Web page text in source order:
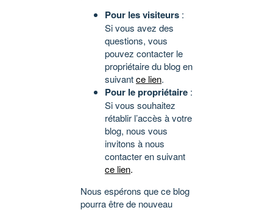
Pour les visiteurs :
Si vous avez des
questions, vous
pouvez contacter le
propriétaire du blog en
suivantce lien.
Pour le propriétaire :
Si vous souhaitez
rétablir l’accès à votre
blog, nous vous
invitons à nous
contacter en suivant
ce lien.
Nous espérons que ce blog
pourra être de nouveau